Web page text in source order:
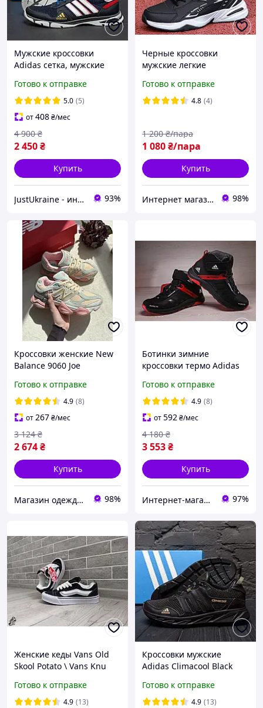
Мужские кроссовки
Adidas сетка, мужские
кроссовки, мужские
повседневные кроссовки
Адидас
Готово к отправке
5.0 (5)
от408₴/мес
2 450₴
4 900 ₴
Купить
JustUkraine - интернет магазин мужской и женской обуви 93%
Черные кроссовки
мужские легкие
мужские кроссовки осень
Готово к отправке
4.8 (4)
1 080₴/пара
1 200 ₴/пара
Купить
Интернет магазин Семицвет 98%
Кроссовки женские New
Balance 9060 Joe
Baby Shower Blue Нью
Баланс 9060 Джо Войс
женские замша
Готово к отправке
4.9 (8)
от267₴/мес
2 674₴
3 124 ₴
Купить
Магазин одежды обуви и топовых товаров 98%
Ботинки зимние
кроссовки термо Adidas
Готово к отправке
4.9 (8)
от592₴/мес
3 553₴
4 180 ₴
Купить
Интернет-магазин «Step Master» 97%
Женские кеды Vans Old
Skool Potato \ Vans Knu
Готово к отправке
4.9 (13)
Кроссовки мужские
Adidas Climaсool Black
Готово к отправке
4.9 (13)